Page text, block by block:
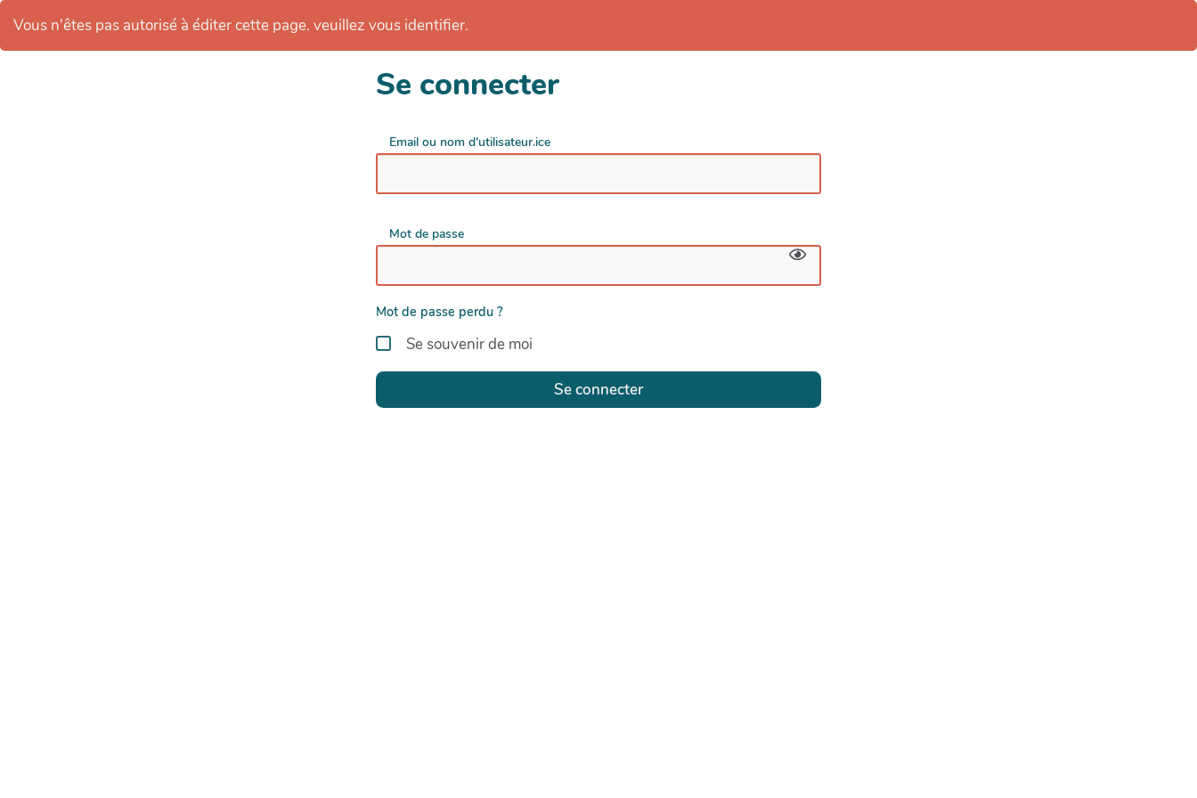
Vous n'êtes pas autorisé à éditer cette page. veuillez vous identifier.
Se connecter
Email ou nom d'utilisateur.ice
Mot de passe
Mot de passe perdu ?
Se souvenir de moi
Se connecter